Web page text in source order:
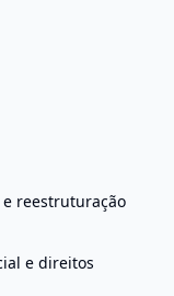
reestruturação
e direitos